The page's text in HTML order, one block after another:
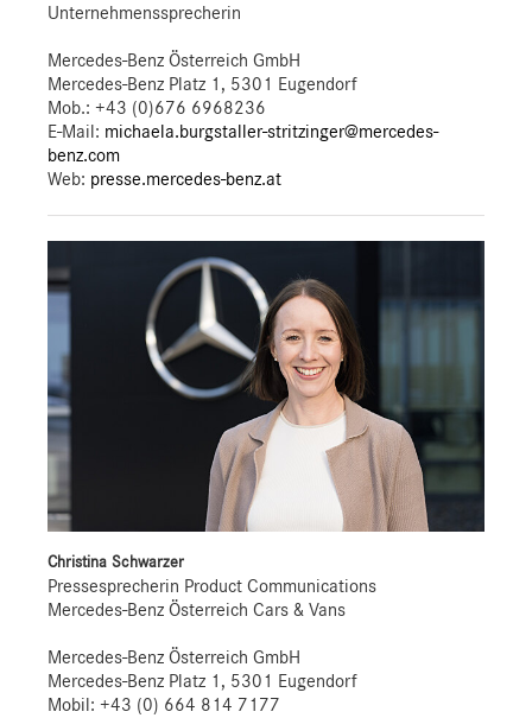
Unternehmenssprecherin
Mercedes-Benz Österreich GmbH
Mercedes-Benz Platz 1, 5301 Eugendorf
Mob.: +43 (0)676 6968236
E-Mail: michaela.burgstaller-stritzinger@mercedes-
benz.com
Web: presse.mercedes-benz.at
Christina Schwarzer
Pressesprecherin Product Communications
Mercedes-Benz Österreich Cars & Vans
Mercedes-Benz Österreich GmbH
Mercedes-Benz Platz 1, 5301 Eugendorf
Mobil: +43 (0) 664 814 7177